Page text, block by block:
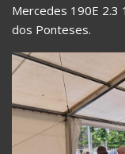
Mercedes 190E 2.3
dos Ponteses.